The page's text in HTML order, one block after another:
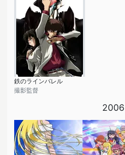
鉄のラインバレル
撮影監督
2006